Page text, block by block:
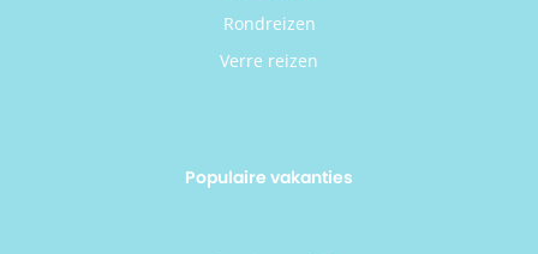
Rondreizen
Verre reizen
Populaire vakanties